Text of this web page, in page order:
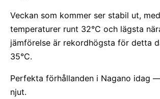
Veckan som kommer ser stabil ut,
temperaturer runt 32°C och lägsta
jämförelse är rekordhögsta för detta
35°C.
Perfekta förhållanden i Nagano idag
njut.